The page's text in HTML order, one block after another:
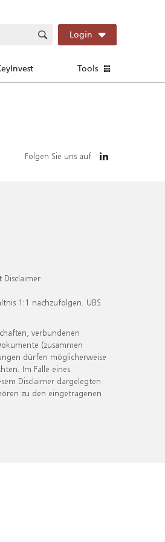
Login
Tools
Folgen Sie uns auf
Disclaimer
1:1 nachzufolgen. UBS
verbundenen
(zusammen
dürfen möglicherweise
Im Falle eines
Disclaimer dargelegten
zu den eingetragenen